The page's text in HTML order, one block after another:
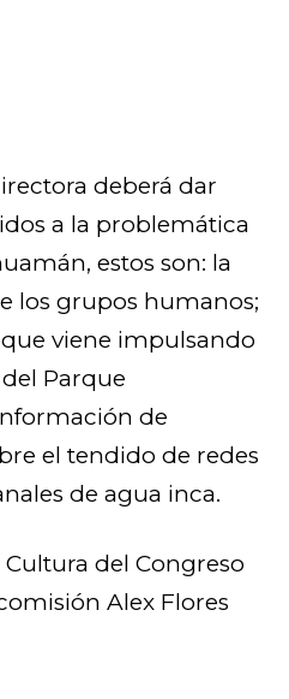
deberá dar
a la problemática
estos son: la
los grupos humanos;
viene impulsando
Parque
de
el tendido de redes
de agua inca.
del Congreso
Alex Flores